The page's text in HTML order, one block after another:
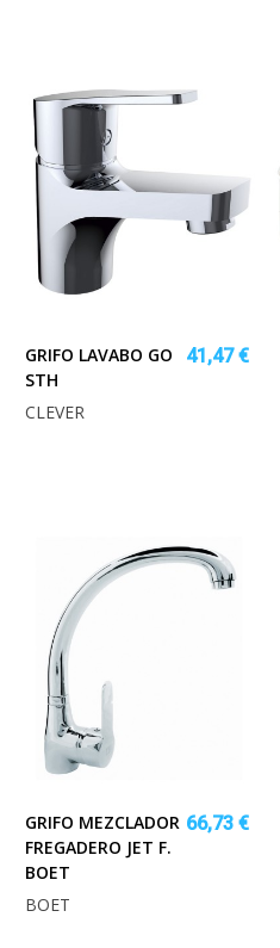
GRIFO LAVABO GO
STH
41,47 €
CLEVER
GRIFO MEZCLADOR
FREGADERO JET F.
BOET
66,73 €
BOET